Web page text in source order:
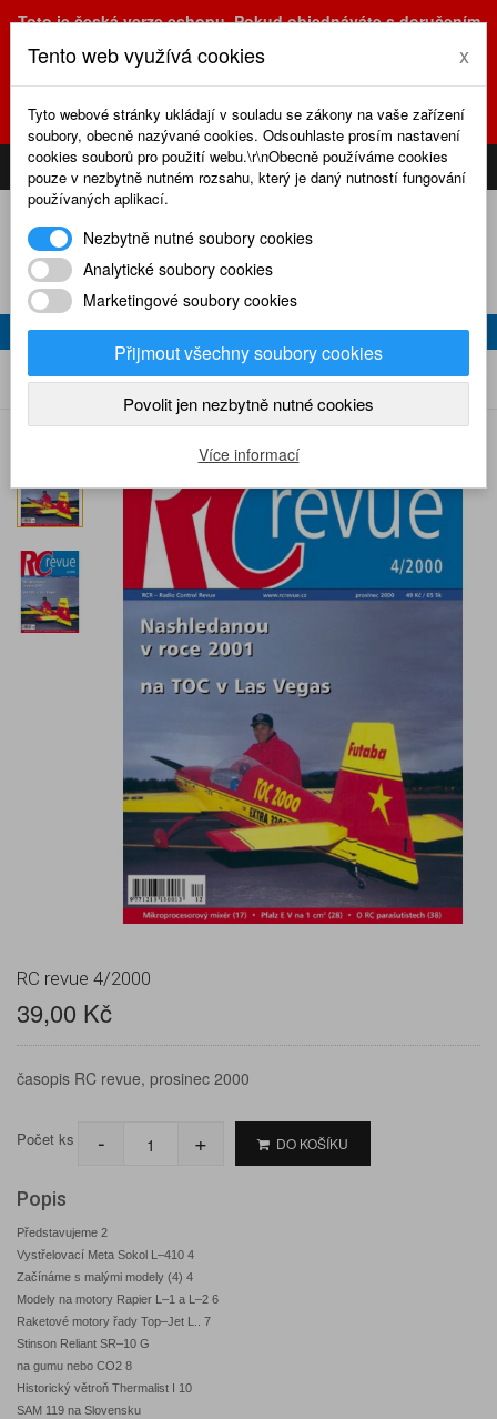
Toto je česká verze eshopu. Pokud objednáváte s doručením
(sk.eshop.rcrevue.cz - kliknutím na slovenskou vlajku)
POZOR ZMĚNA : výdejní místo a kancelář jsou nyní na adrese
Olšanská 3, Praha 3, tel. (+420) 222 723 388, 774 777 794.
CS
SK PŘIHLÁSIT KOŠÍK
RC REVUE 4/2000
Home Naše časopisy RC revue 2000 RC revue 4/2000
RC revue 4/2000
39,00 Kč
časopis RC revue, prosinec 2000
Počet ks - + DO KOŠÍKU
Popis
Představujeme 2
Vystřelovací Meta Sokol L–410 4
Začínáme s malými modely (4) 4
Modely na motory Rapier L–1 a L–2 6
Raketové motory řady Top–Jet L.. 7
Stinson Reliant SR–10 G
na gumu nebo CO2 8
Historický větroň Thermalist I 10
SAM 119 na Slovensku
Tento web využívá cookies x
Tyto webové stránky ukládají v souladu se zákony na vaše zařízení
soubory, obecně nazývané cookies. Odsouhlaste prosím nastavení
cookies souborů pro použití webu.\r\nObecně používáme cookies
pouze v nezbytně nutném rozsahu, který je daný nutností fungování
používaných aplikací.
Nezbytně nutné soubory cookies
Analytické soubory cookies
Marketingové soubory cookies
Přijmout všechny soubory cookies
Povolit jen nezbytně nutné cookies
Více informací